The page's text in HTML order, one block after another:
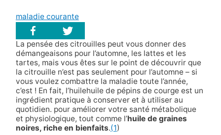
maladie courante
La pensée des citrouilles peut vous donner des
démangeaisons pour l’automne, les lattes et les
tartes, mais vous êtes sur le point de découvrir que
la citrouille n’est pas seulement pour l’automne – si
vous voulez combattre la maladie toute l’année,
c’est ! En fait, l’huilehuile de pépins de courge est un
ingrédient pratique à conserver et à utiliser au
quotidien. pour améliorer votre santé métabolique
et physiologique, tout comme l’huile de graines
noires, riche en bienfaits.(1)